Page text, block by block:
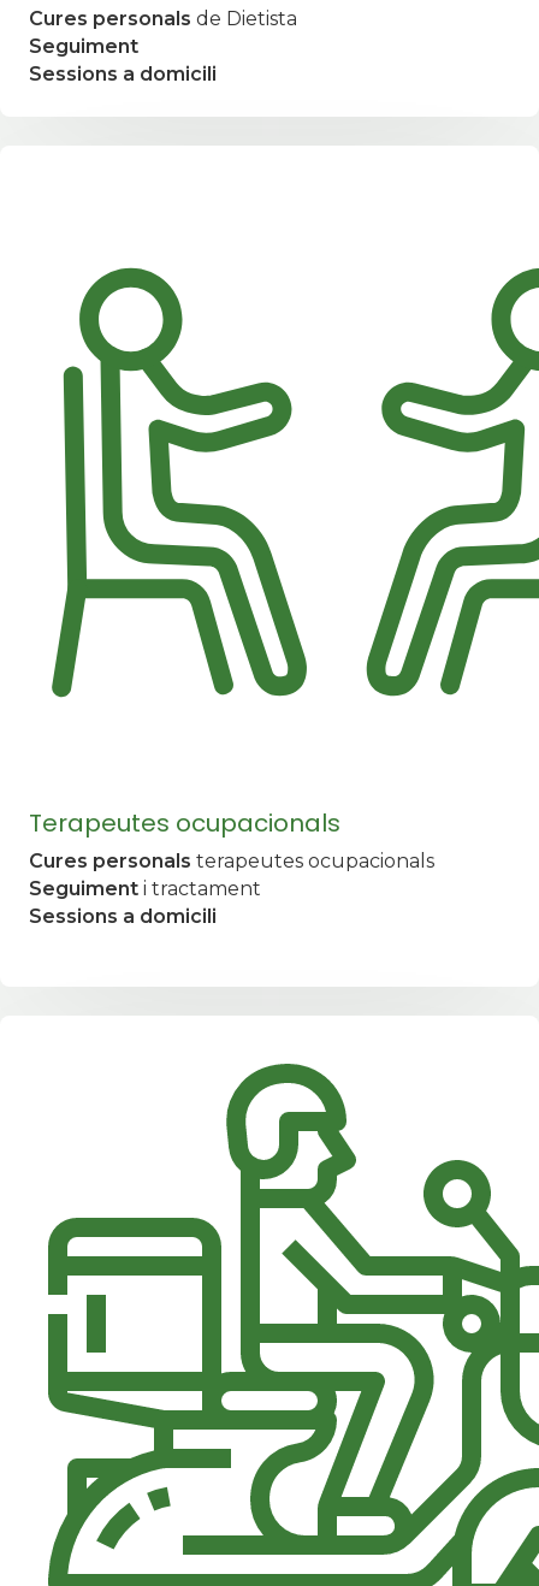
Cures personals de Dietista
Seguiment
Sessions a domicili
Terapeutes ocupacionals
Cures personals terapeutes ocupacionals
Seguiment i tractament
Sessions a domicili